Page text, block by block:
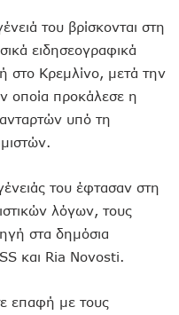
του βρίσκονται στη
ειδησεογραφικά
στο Κρεμλίνο, μετά την
οποία προκάλεσε η
υπό τη
του έφτασαν στη
λόγων, τους
στα δημόσια
και Ria Novosti.
επαφή με τους